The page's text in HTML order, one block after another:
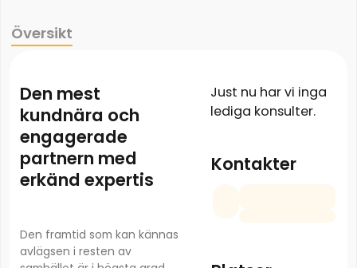
Översikt
Den mest
kundnära och
engagerade
partnern med
erkänd expertis
Den framtid som kan kännas
avlägsen i resten av
Just nu har vi inga
lediga konsulter.
Kontakter